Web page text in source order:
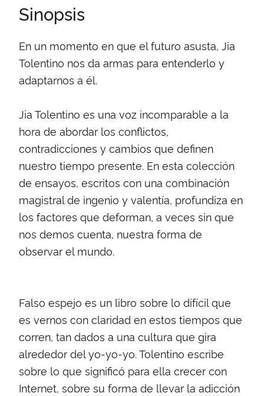
Sinopsis
En un momento en que el futuro asusta, Jia
Tolentino nos da armas para entenderlo y
adaptarnos a él.
Jia Tolentino es una voz incomparable a la
hora de abordar los conflictos,
contradicciones y cambios que definen
nuestro tiempo presente. En esta colección
de ensayos, escritos con una combinación
magistral de ingenio y valentía, profundiza en
los factores que deforman, a veces sin que
nos demos cuenta, nuestra forma de
observar el mundo.
Falso espejo es un libro sobre lo difícil que
es vernos con claridad en estos tiempos que
corren, tan dados a una cultura que gira
alrededor del yo-yo-yo. Tolentino escribe
sobre lo que significó para ella crecer con
Internet, sobre su forma de llevar la adicción